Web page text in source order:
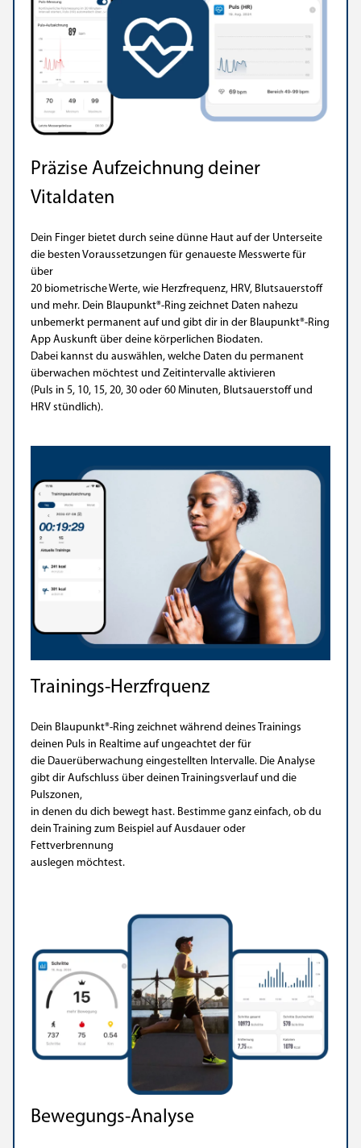
Präzise Aufzeichnung deiner
Vitaldaten
Dein Finger bietet durch seine dünne Haut auf der Unterseite
die besten Voraussetzungen für genaueste Messwerte für
über
20 biometrische Werte, wie Herzfrequenz, HRV, Blutsauerstoff
und mehr. Dein Blaupunkt®-Ring zeichnet Daten nahezu
unbemerkt permanent auf und gibt dir in der Blaupunkt®-Ring
App Auskunft über deine körperlichen Biodaten.
Dabei kannst du auswählen, welche Daten du permanent
überwachen möchtest und Zeitintervalle aktivieren
(Puls in 5, 10, 15, 20, 30 oder 60 Minuten, Blutsauerstoff und
HRV stündlich).
Trainings-Herzfrquenz
Dein Blaupunkt®-Ring zeichnet während deines Trainings
deinen Puls in Realtime auf ungeachtet der für
die Dauerüberwachung eingestellten Intervalle. Die Analyse
gibt dir Aufschluss über deinen Trainingsverlauf und die
Pulszonen,
in denen du dich bewegt hast. Bestimme ganz einfach, ob du
dein Training zum Beispiel auf Ausdauer oder
Fettverbrennung
auslegen möchtest.
Bewegungs-Analyse